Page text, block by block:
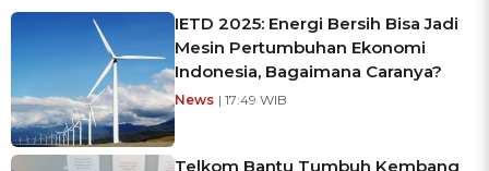
IETD 2025: Energi Bersih Bisa Jadi
Mesin Pertumbuhan Ekonomi
Indonesia, Bagaimana Caranya?
News | 17:49 WIB
Telkom Bantu Tumbuh Kembang